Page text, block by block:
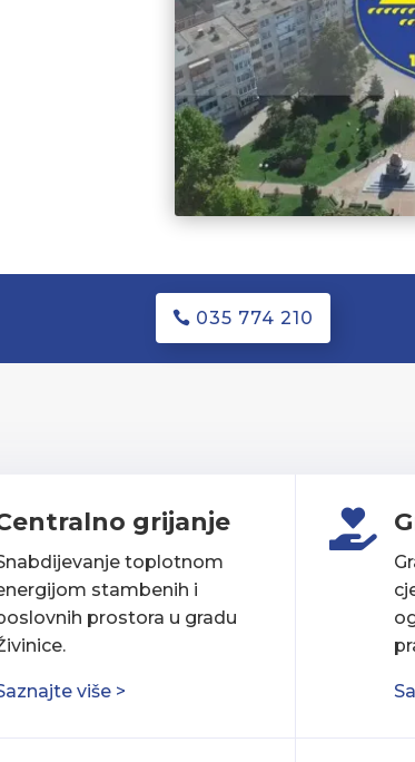
035 774 210
grijanje
toplotnom
stambenih i
prostora u gradu
više >
